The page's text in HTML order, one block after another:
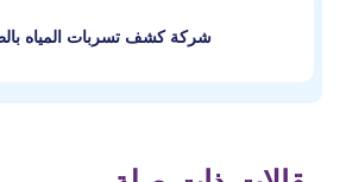
شركة كشف تسربات المياه